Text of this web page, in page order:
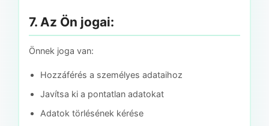
7. Az Ön jogai:
Önnek joga van:
Hozzáférés a személyes adataihoz
Javítsa ki a pontatlan adatokat
Adatok törlésének kérése